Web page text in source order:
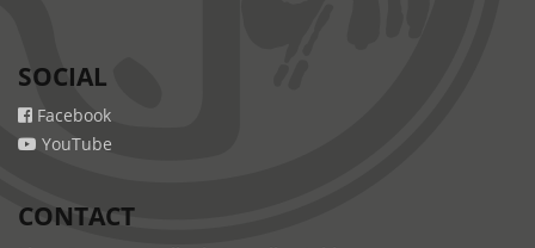
SOCIAL
Facebook
YouTube
CONTACT